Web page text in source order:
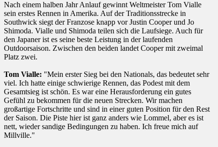
Nach einem halben Jahr Anlauf gewinnt Weltmeister Tom Vialle
sein erstes Rennen in Amerika. Auf der Traditionsstrecke in
Southwick siegt der Franzose knapp vor Justin Cooper und Jo
Shimoda. Vialle und Shimoda teilen sich die Laufsiege. Auch für
den Japaner ist es seine beste Leistung in der laufenden
Outdoorsaison. Zwischen den beiden landet Cooper mit zweimal
Platz zwei.
Tom Vialle: "Mein erster Sieg bei den Nationals, das bedeutet sehr
viel. Ich hatte einige schwierige Rennen, das Podest mit dem
Gesamtsieg ist schön. Es war eine Herausforderung ein gutes
Gefühl zu bekommen für die neuen Strecken. Wir machen
großartige Fortschritte und sind in einer guten Position für den Rest
der Saison. Die Piste hier ist ganz anders wie Lommel, aber es ist
nett, wieder sandige Bedingungen zu haben. Ich freue mich auf
Millville."